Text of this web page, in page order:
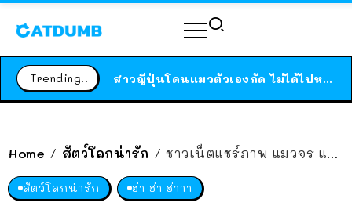
Trending!! ได้เวลาเด็กหนวดรวมตัว RF Online Next เปิดให้เล่นแล้ว เกม Sci-Fi MMORPG ระดับตำนาน เล่นได้ทั้งมือถือและ PC
Home / สัตว์โลกน่ารัก / ชาวเน็ตแชร์ภาพ แมวจร แต่สภาพคือ อ้วนตั้บ เพราะเพื่อนบ้านในละแวกนั้น ช่วยดูแลเป็นอย่างดี
สัตว์โลกน่ารัก ฮ่า ฮ่า ฮ่าาา